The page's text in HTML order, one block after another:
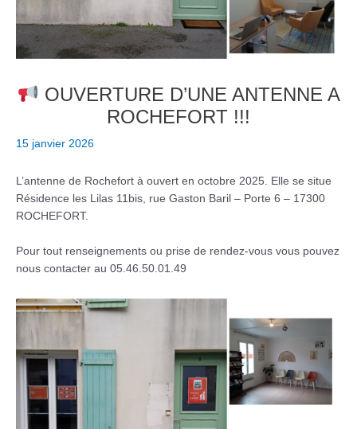
OUVERTURE D’UNE ANTENNE A
ROCHEFORT !!!
15 janvier 2026
L’antenne de Rochefort à ouvert en octobre 2025. Elle se situe
Résidence les Lilas 11bis, rue Gaston Baril – Porte 6 – 17300
ROCHEFORT.
Pour tout renseignements ou prise de rendez-vous vous pouvez
nous contacter au 05.46.50.01.49